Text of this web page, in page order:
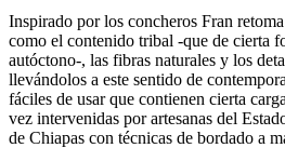
Inspirado por los concheros Fran
como el contenido tribal -que de cierta
autóctono-, las fibras naturales y los
llevándolos a este sentido de
fáciles de usar que contienen cierta
vez intervenidas por artesanas del
de Chiapas con técnicas de bordado a